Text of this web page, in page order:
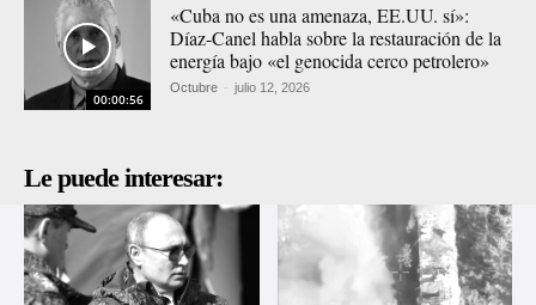
00:00:56
«Cuba no es una amenaza, EE.UU. sí»:
Díaz-Canel habla sobre la restauración de la
energía bajo «el genocida cerco petrolero»
Octubre - julio 12, 2026
Le puede interesar: